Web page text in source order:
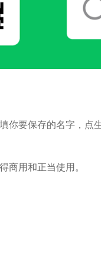
你要保存的名字，
商用和正当使用。